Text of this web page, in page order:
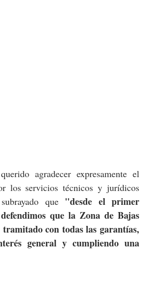
agradecer expresamente el
los servicios técnicos y jurídicos
que "desde el primer
que la Zona de Bajas
tramitado con todas las garantías,
general y cumpliendo una